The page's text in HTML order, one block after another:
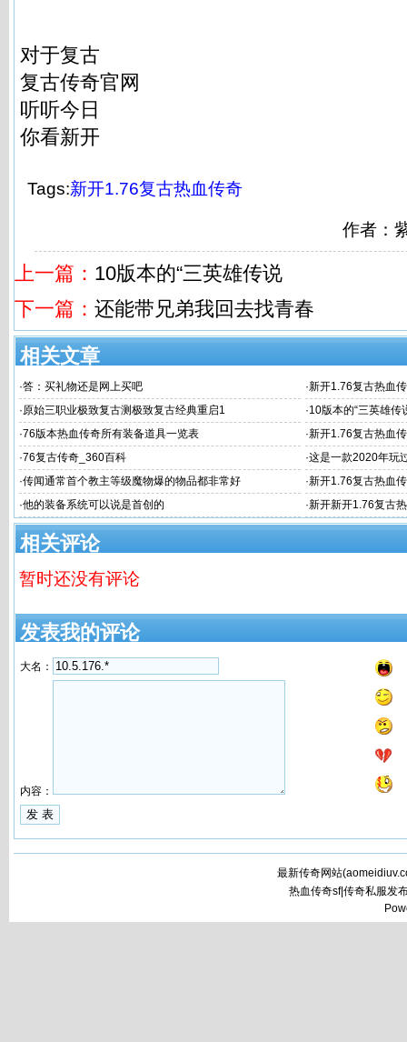
对于复古
复古传奇官网
听听今日
你看新开
Tags:新开1.76复古热血传奇
作者：
上一篇： 10版本的“三英雄传说
下一篇： 还能带兄弟我回去找青春
相关文章
·答：买礼物还是网上买吧 ·新开1.76复古热血
血传奇
·原始三职业极致复古测极致复古经典重启1 ·10版本的“三英雄传
·76版本热血传奇所有装备道具一览表 ·新开1.76复古热血
复古传奇新服网发
·76复古传奇_360百科 ·这是一款2020年玩
·传闻通常首个教主等级魔物爆的物品都非常好 ·新开1.76复古热血
聊复古传奇1
·他的装备系统可以说是首创的 ·新开新开1.76复古
下十周年完整版
相关评论
暂时还没有评论
发表我的评论
大名：
内容：
最新传奇网站(
热血传奇sf|传奇私服发